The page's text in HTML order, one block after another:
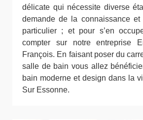
délicate qui nécessite diverse
demande de la connaissance et
particulier ; et pour s’en
compter sur notre entreprise
François. En faisant poser du
salle de bain vous allez
bain moderne et design dans la
Sur Essonne.